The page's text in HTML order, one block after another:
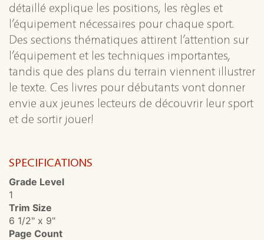
détaillé explique les positions, les règles et
l’équipement nécessaires pour chaque sport.
Des sections thématiques attirent l’attention sur
l’équipement et les techniques importantes,
tandis que des plans du terrain viennent illustrer
le texte. Ces livres pour débutants vont donner
envie aux jeunes lecteurs de découvrir leur sport
et de sortir jouer!
SPECIFICATIONS
Grade Level
1
Trim Size
6 1/2" x 9"
Page Count